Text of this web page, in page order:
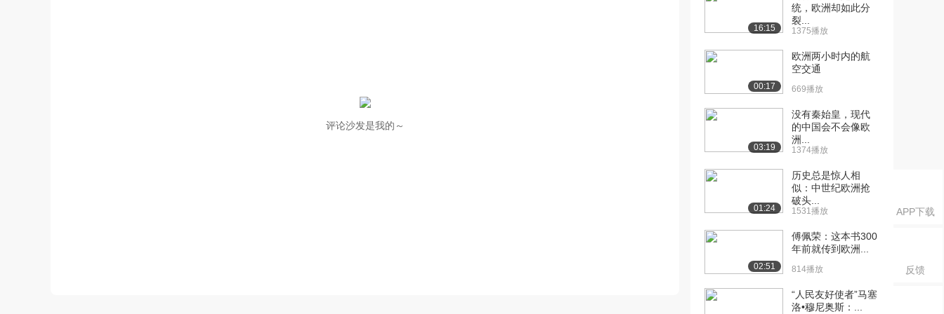
APP下载
反馈
评论沙发是我的～
16:15
统，欧洲却如此分
裂...
1375播放
00:17
欧洲两小时内的航
空交通
669播放
03:19
没有秦始皇，现代
的中国会不会像欧
洲...
1374播放
01:24
历史总是惊人相
似：中世纪欧洲抢
破头...
1531播放
02:51
傅佩荣：这本书300
年前就传到欧洲...
814播放
“人民友好使者”马塞
洛•穆尼奥斯：...